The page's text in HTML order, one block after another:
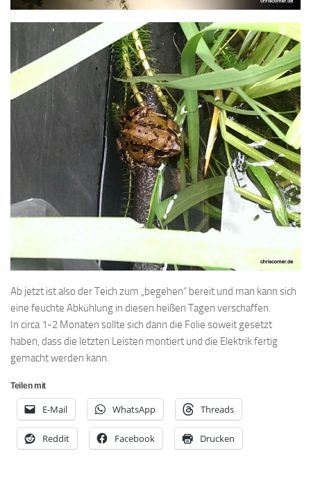
Ab jetzt ist also der Teich zum „begehen“ bereit und man kann sich
eine feuchte Abkühlung in diesen heißen Tagen verschaffen.
In circa 1-2 Monaten sollte sich dann die Folie soweit gesetzt
haben, dass die letzten Leisten montiert und die Elektrik fertig
gemacht werden kann.
Teilen mit
E-Mail WhatsApp Threads
Reddit Facebook Drucken